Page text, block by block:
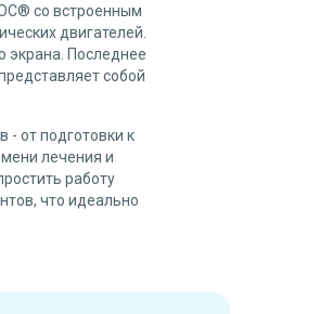
со встроенным
двигателей.
экрана. Последнее
собой
- от подготовки к
лечения и
работу
что идеально